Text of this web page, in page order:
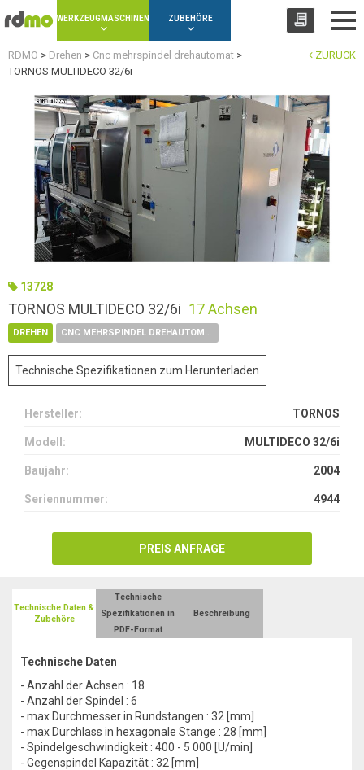
WERKZEUGMASCHINEN ZUBEHÖRE
ZURÜCK
RDMO > Drehen > Cnc mehrspindel drehautomat >
TORNOS MULTIDECO 32/6i
13728
TORNOS MULTIDECO 32/6i 17 Achsen
DREHEN CNC MEHRSPINDEL DREHAUTOMAT
Technische Spezifikationen zum Herunterladen
Hersteller: TORNOS
Modell: MULTIDECO 32/6i
Baujahr: 2004
Seriennummer: 4944
PREIS ANFRAGE
Technische Daten &
Zubehöre
Technische Daten
- Anzahl der Achsen : 18
- Anzahl der Spindel : 6
- max Durchmesser in Rundstangen : 32 [mm]
- max Durchlass in hexagonale Stange : 28 [mm]
- Spindelgeschwindigkeit : 400 - 5 000 [U/min]
- Gegenspindel Kapazität : 32 [mm]
Technische
Spezifikationen in
PDF-Format
Beschreibung